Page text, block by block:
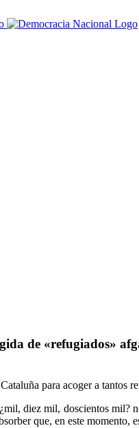
de «refugiados»
para acoger a tantos
diez mil, doscientos
que, en este momento,